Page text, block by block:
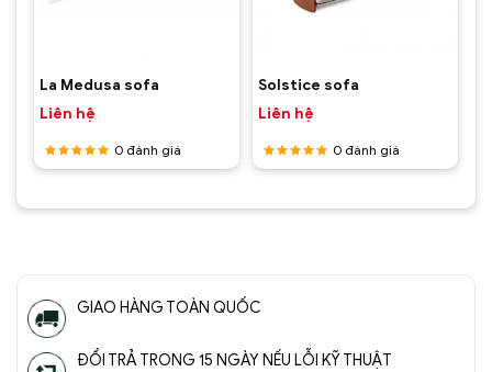
La Medusa sofa
Liên hệ
Được
55 sao
0 đánh giá
Solstice sofa
Liên hệ
Được
55 sao
0 đánh giá
GIAO HÀNG TOÀN QUỐC
ĐỔI TRẢ TRONG 15 NGÀY NẾU LỖI KỸ THUẬT